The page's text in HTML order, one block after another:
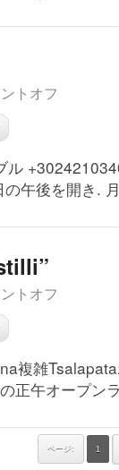
トオフ
ル
午後を開き.
トオフ
複雑
正午オープン
ページ: 1